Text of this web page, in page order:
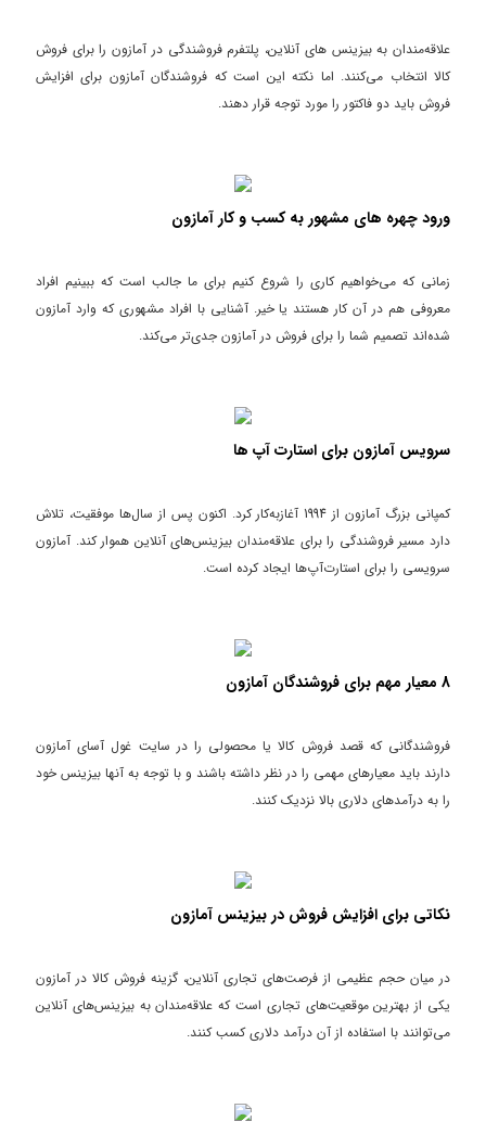
علاقه‌مندان به بیزینس های آنلاین، پلتفرم فروشندگی در آمازون را برای فروش
کالا انتخاب می‌کنند. اما نکته این است که فروشندگان آمازون برای افزایش
فروش باید دو فاکتور را مورد توجه قرار دهند.
ورود چهره های مشهور به کسب و کار آمازون
زمانی که می‌خواهیم کاری را شروع کنیم برای ما جالب است که ببینیم افراد
معروفی هم در آن کار هستند یا خیر. آشنایی با افراد مشهوری که وارد آمازون
شده‌اند تصمیم شما را برای فروش در آمازون جدی‌تر می‌کند.
سرویس آمازون برای استارت آپ ها
کمپانی بزرگ آمازون از 1994 آغاز‌به‌کار کرد. اکنون پس از سال‌ها موفقیت، تلاش
دارد مسیر فروشندگی را برای علاقه‌مندان بیزینس‌های آنلاین هموار کند. آمازون
سرویسی را برای استارت‌آپ‌ها ایجاد کرده است.
8 معیار مهم برای فروشندگان آمازون
فروشندگانی که قصد فروش کالا یا محصولی را در سایت غول آسای آمازون
دارند باید معیارهای مهمی را در نظر داشته باشند و با توجه به آنها بیزینس خود
را به درآمدهای دلاری بالا نزدیک کنند.
نکاتی برای افزایش فروش در بیزینس آمازون
در میان حجم عظیمی از فرصت‌های تجاری آنلاین، گزینه فروش کالا در آمازون
یکی از بهترین موقعیت‌های تجاری است که علاقه‌مندان به بیزینس‌های آنلاین
می‌توانند با استفاده از آن درآمد دلاری کسب کنند.